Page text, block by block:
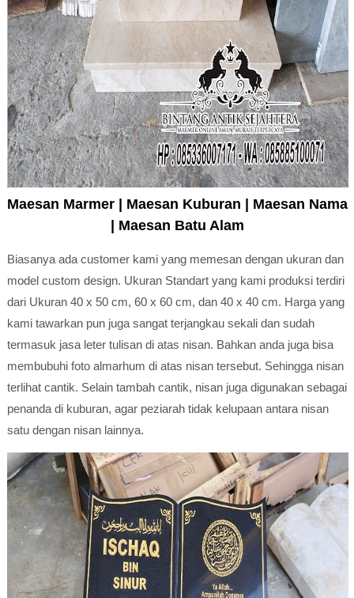
Maesan Marmer | Maesan Kuburan | Maesan Nama
| Maesan Batu Alam
Biasanya ada customer kami yang memesan dengan ukuran dan
model custom design. Ukuran Standart yang kami produksi terdiri
dari Ukuran 40 x 50 cm, 60 x 60 cm, dan 40 x 40 cm. Harga yang
kami tawarkan pun juga sangat terjangkau sekali dan sudah
termasuk jasa leter tulisan di atas nisan. Bahkan anda juga bisa
membubuhi foto almarhum di atas nisan tersebut. Sehingga nisan
terlihat cantik. Selain tambah cantik, nisan juga digunakan sebagai
penanda di kuburan, agar peziarah tidak kelupaan antara nisan
satu dengan nisan lainnya.